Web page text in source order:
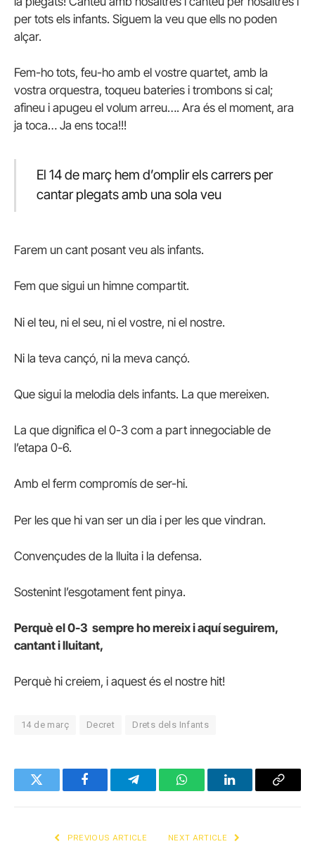
per tots els infants. Siguem la veu que ells no poden
alçar.
Fem-ho tots, feu-ho amb el vostre quartet, amb la
vostra orquestra, toqueu bateries i trombons si cal;
afineu i apugeu el volum arreu…. Ara és el moment, ara
ja toca… Ja ens toca!!!
El 14 de març hem d’omplir els carrers per
cantar plegats amb una sola veu
Farem un cant posant veu als infants.
Fem que sigui un himne compartit.
Ni el teu, ni el seu, ni el vostre, ni el nostre.
Ni la teva cançó, ni la meva cançó.
Que sigui la melodia dels infants. La que mereixen.
La que dignifica el 0-3 com a part innegociable de
l’etapa 0-6.
Amb el ferm compromís de ser-hi.
Per les que hi van ser un dia i per les que vindran.
Convençudes de la lluita i la defensa.
Sostenint l’esgotament fent pinya.
Perquè el 0-3 sempre ho mereix i aquí seguirem,
cantant i lluitant,
Perquè hi creiem, i aquest és el nostre hit!
14 de març Decret Drets dels Infants
Twitter FacebookTelegramWhatsAppLinkedInCopy
PREVIOUS ARTICLE NEXT ARTICLE